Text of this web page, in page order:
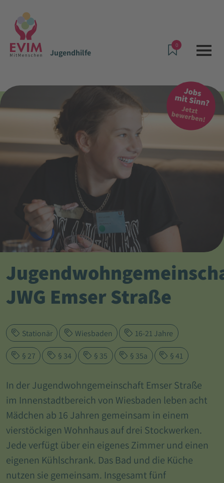
Jugendhilfe
0
Angebote & Leistungen
Jugendhilfe
Jugendwohngemeinschaft Emser Straße
JWG Emser Straße
Stationär Wiesbaden 16-21 Jahre
§ 27 § 34 § 35 § 35a § 41
In der Jugendwohngemeinschaft Emser Straße
im Innenstadtbereich von Wiesbaden leben acht
Mädchen ab 16 Jahren gemeinsam in einem
vierstöckigen Wohnhaus auf drei Stockwerken.
Jede verfügt über ein eigenes Zimmer und einen
eigenen Kühlschrank. Das Bad und die Küche
nutzen sie gemeinsam. Insgesamt fünf